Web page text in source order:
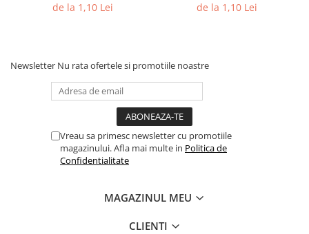
de la 1,10 Lei
de la 1,10 Lei
Newsletter Nu rata ofertele si promotiile noastre
Vreau sa primesc newsletter cu promotiile
magazinului. Afla mai multe in Politica de
Confidentialitate
MAGAZINUL MEU
CLIENTI